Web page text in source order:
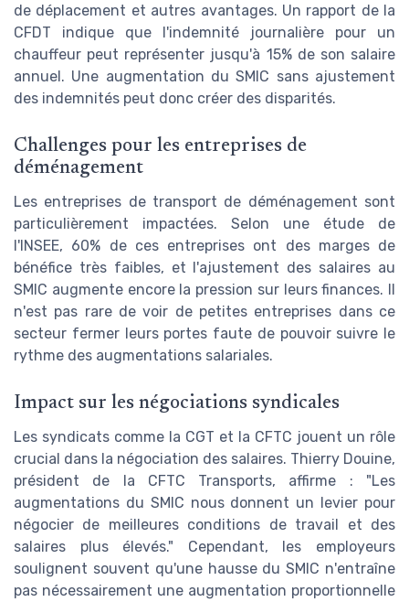
de déplacement et autres avantages. Un rapport de la
CFDT indique que l'indemnité journalière pour un
chauffeur peut représenter jusqu'à 15% de son salaire
annuel. Une augmentation du SMIC sans ajustement
des indemnités peut donc créer des disparités.
Challenges pour les entreprises de
déménagement
Les entreprises de transport de déménagement sont
particulièrement impactées. Selon une étude de
l'INSEE, 60% de ces entreprises ont des marges de
bénéfice très faibles, et l'ajustement des salaires au
SMIC augmente encore la pression sur leurs finances. Il
n'est pas rare de voir de petites entreprises dans ce
secteur fermer leurs portes faute de pouvoir suivre le
rythme des augmentations salariales.
Impact sur les négociations syndicales
Les syndicats comme la CGT et la CFTC jouent un rôle
crucial dans la négociation des salaires. Thierry Douine,
président de la CFTC Transports, affirme : "Les
augmentations du SMIC nous donnent un levier pour
négocier de meilleures conditions de travail et des
salaires plus élevés." Cependant, les employeurs
soulignent souvent qu'une hausse du SMIC n'entraîne
pas nécessairement une augmentation proportionnelle